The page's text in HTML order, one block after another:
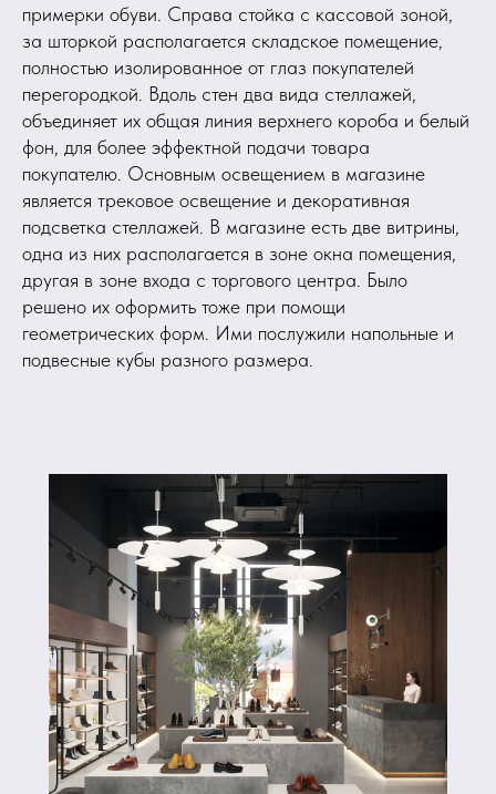
примерки обуви. Справа стойка с кассовой зоной,
за шторкой располагается складское помещение,
полностью изолированное от глаз покупателей
перегородкой. Вдоль стен два вида стеллажей,
объединяет их общая линия верхнего короба и белый
фон, для более эффектной подачи товара
покупателю. Основным освещением в магазине
является трековое освещение и декоративная
подсветка стеллажей. В магазине есть две витрины,
одна из них располагается в зоне окна помещения,
другая в зоне входа с торгового центра. Было
решено их оформить тоже при помощи
геометрических форм. Ими послужили напольные и
подвесные кубы разного размера.